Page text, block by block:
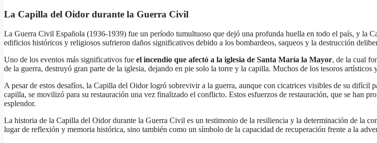
La Capilla del Oidor durante la Guerra Civil
La Guerra Civil Española (1936-1939) fue un período tumultuoso que dejó una profunda huella en todo el país, y la
edificios históricos y religiosos sufrieron daños significativos debido a los bombardeos, saqueos y la destrucción
Uno de los eventos más significativos fue el incendio que afectó a la iglesia de Santa María la Mayor, de la cual
de la guerra, destruyó gran parte de la iglesia, dejando en pie solo la torre y la capilla. Muchos de los tesoros
A pesar de estos desafíos, la Capilla del Oidor logró sobrevivir a la guerra, aunque con cicatrices visibles de su
capilla, se movilizó para su restauración una vez finalizado el conflicto. Estos esfuerzos de restauración, que se han
esplendor.
La historia de la Capilla del Oidor durante la Guerra Civil es un testimonio de la resiliencia y la determinación de la
lugar de reflexión y memoria histórica, sino también como un símbolo de la capacidad de recuperación frente a la